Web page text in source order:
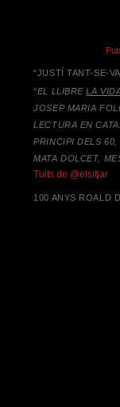
“JUSTÍ TANT-SE-
“EL LLIBRELA
JOSEP MARIA
LECTURA EN
PRINCIPI DELS 60,
MATA DOLCET,
Tuits de @elsitjar
100 ANYS ROALD